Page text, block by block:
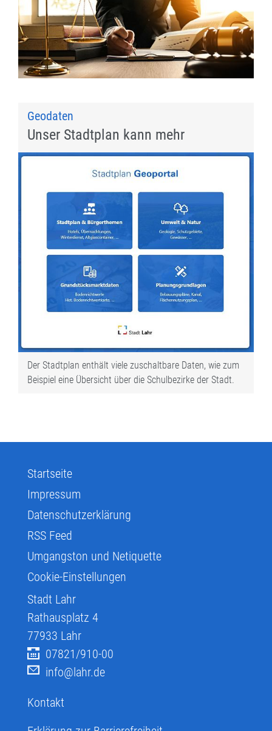
Geodaten
Unser Stadtplan kann mehr
Der Stadtplan enthält viele zuschaltbare Daten, wie zum
Beispiel eine Übersicht über die Schulbezirke der Stadt.
Startseite
Impressum
Datenschutzerklärung
RSS Feed
Umgangston und Netiquette
Cookie-Einstellungen
Stadt Lahr
Rathausplatz 4
77933 Lahr
07821/910-00
info@lahr.de
Kontakt